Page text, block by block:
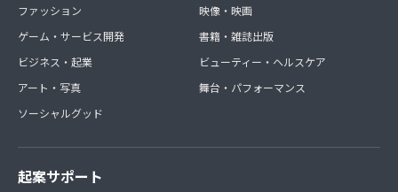
ファッション
ゲーム・サービス開発
ビジネス・起業
アート・写真
ソーシャルグッド
映像・映画
書籍・雑誌出版
ビューティー・ヘルスケア
舞台・パフォーマンス
起案サポート